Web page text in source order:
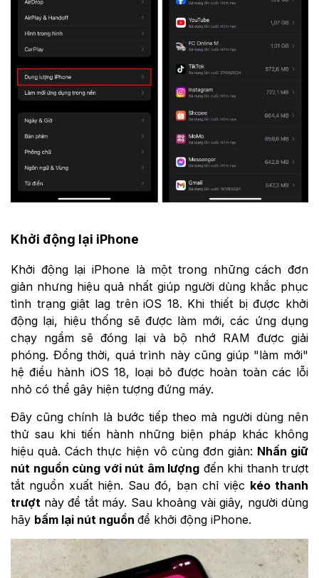
Khởi động lại iPhone
Khởi động lại iPhone là một trong những cách đơn
giản nhưng hiệu quả nhất giúp người dùng khắc phục
tình trạng giật lag trên iOS 18. Khi thiết bị được khởi
động lại, hiệu thống sẽ được làm mới, các ứng dụng
chạy ngầm sẽ đóng lại và bộ nhớ RAM được giải
phóng. Đồng thời, quá trình này cũng giúp "làm mới"
hệ điều hành iOS 18, loại bỏ được hoàn toàn các lỗi
nhỏ có thể gây hiện tượng đứng máy.
Đây cũng chính là bước tiếp theo mà người dùng nên
thử sau khi tiến hành những biện pháp khác không
hiệu quả. Cách thực hiện vô cùng đơn giản: Nhấn giữ
nút nguồn cùng với nút âm lượng đến khi thanh trượt
tắt nguồn xuất hiện. Sau đó, bạn chỉ việc kéo thanh
trượt này để tắt máy. Sau khoảng vài giây, người dùng
hãy bấm lại nút nguồn để khởi động iPhone.